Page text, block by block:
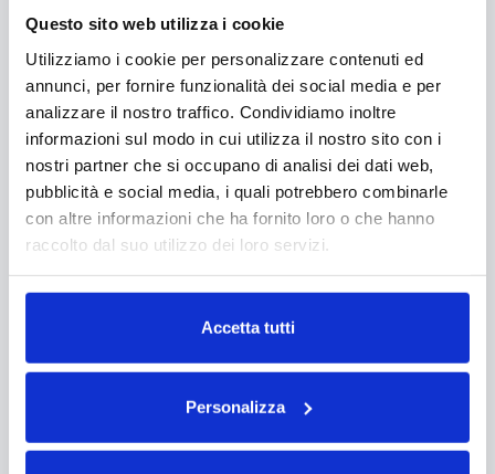
Questo sito web utilizza i cookie
Utilizziamo i cookie per personalizzare contenuti ed
annunci, per fornire funzionalità dei social media e per
analizzare il nostro traffico. Condividiamo inoltre
informazioni sul modo in cui utilizza il nostro sito con i
nostri partner che si occupano di analisi dei dati web,
pubblicità e social media, i quali potrebbero combinarle
con altre informazioni che ha fornito loro o che hanno
raccolto dal suo utilizzo dei loro servizi.
Leggi la nostra
Accetta tutti
Personalizza